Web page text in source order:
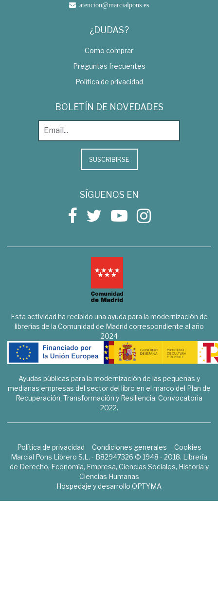
atencion@marcialpons.es
¿DUDAS?
Como comprar
Preguntas frecuentes
Política de privacidad
BOLETÍN DE NOVEDADES
SUSCRIBIRSE
SÍGUENOS EN
Esta actividad ha recibido una ayuda para la modernización de
librerías de la Comunidad de Madrid correspondiente al año
2024
Ayudas públicas para la modernización de las pequeñas y
medianas empresas del sector del libro en el marco del Plan de
Recuperación, Transformación y Resiliencia. Convocatoria
2022.
Política de privacidad Condiciones generales
Cookies
Marcial Pons Librero S.L. - B82947326 © 1948 - 2018. Librería
de Derecho, Economía, Empresa, Ciencias Sociales, Historia y
Ciencias Humanas
Hospedaje y desarrollo OPTYMA